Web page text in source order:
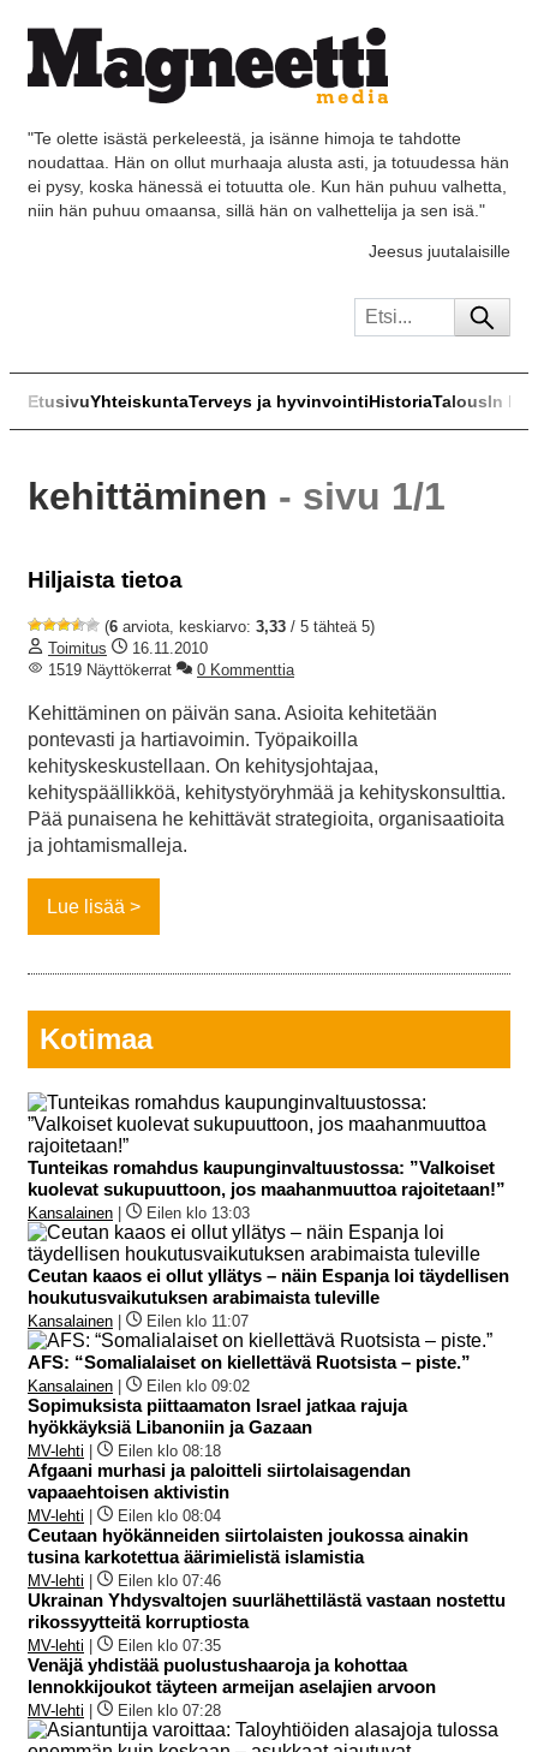
"Te olette isästä perkeleestä, ja isänne himoja te tahdotte
noudattaa. Hän on ollut murhaaja alusta asti, ja totuudessa hän
ei pysy, koska hänessä ei totuutta ole. Kun hän puhuu valhetta,
niin hän puhuu omaansa, sillä hän on valhettelija ja sen isä."
Jeesus juutalaisille
EtusivuYhteiskuntaTerveys ja hyvinvointiHistoriaTalousIn
kehittäminen - sivu 1/1
Hiljaista tietoa
(6 arviota, keskiarvo: 3,33 / 5 tähteä 5)
Toimitus
16.11.2010
1519 Näyttökerrat
0 Kommenttia
Kehittäminen on päivän sana. Asioita kehitetään
pontevasti ja hartiavoimin. Työpaikoilla
kehityskeskustellaan. On kehitysjohtajaa,
kehityspäällikköä, kehitystyöryhmää ja kehityskonsulttia.
Pää punaisena he kehittävät strategioita, organisaatioita
ja johtamismalleja.
Lue lisää
Kotimaa
Tunteikas romahdus kaupunginvaltuustossa: ”Valkoiset
kuolevat sukupuuttoon, jos maahanmuuttoa rajoitetaan!”
Kansalainen Eilen klo 13:03
Ceutan kaaos ei ollut yllätys – näin Espanja loi täydellisen
houkutusvaikutuksen arabimaista tuleville
Kansalainen Eilen klo 11:07
AFS: “Somalialaiset on kiellettävä Ruotsista – piste.”
Kansalainen Eilen klo 09:02
Sopimuksista piittaamaton Israel jatkaa rajuja
hyökkäyksiä Libanoniin ja Gazaan
MV-lehti Eilen klo 08:18
Afgaani murhasi ja paloitteli siirtolaisagendan
vapaaehtoisen aktivistin
MV-lehti Eilen klo 08:04
Ceutaan hyökänneiden siirtolaisten joukossa ainakin
tusina karkotettua äärimielistä islamistia
MV-lehti Eilen klo 07:46
Ukrainan Yhdysvaltojen suurlähettilästä vastaan nostettu
rikossyytteitä korruptiosta
MV-lehti Eilen klo 07:35
Venäjä yhdistää puolustushaaroja ja kohottaa
lennokkijoukot täyteen armeijan aselajien arvoon
MV-lehti Eilen klo 07:28